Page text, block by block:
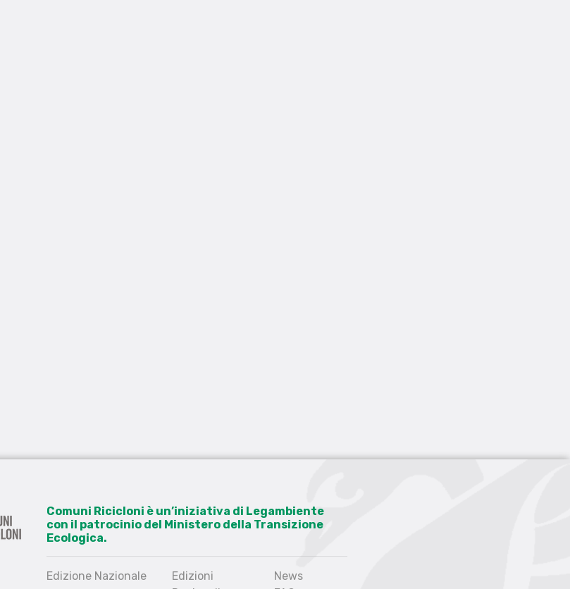
Comuni Ricicloni è un’iniziativa di Legambiente
con il patrocinio del Ministero della Transizione
Ecologica.
Edizione Nazionale
Edizioni
News